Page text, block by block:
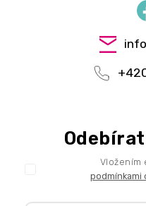
info
Vložením
podmínkami